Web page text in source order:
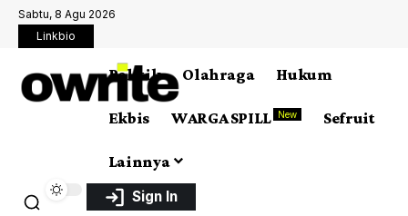
Sabtu, 8 Agu 2026
Linkbio
Politik Olahraga Hukum
Ekbis WARGA SPILL New Sefruit
Lainnya
Sign In